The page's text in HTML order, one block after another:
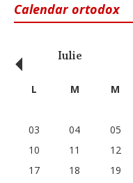
Calendar ortodox
Iulie
‹ L M M
03
04 05
10
11 12
17
18 19